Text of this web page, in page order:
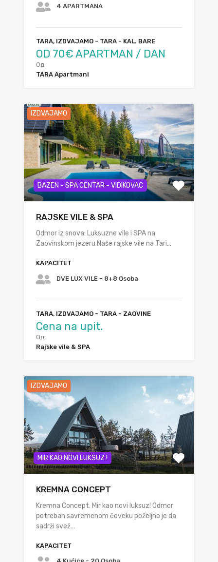
4 APARTMANA
TARA, IZDVAJAMO - TARA - KAL. BARE
OD 70€ APARTMAN / DAN
Од
TARA Apartmani
IZDVAJAMO
BAZEN - SPA CENTAR - VIDIKOVAC
RAJSKE VILE & SPA
Odmor iz snova: Luksuzne vile i SPA na
Zaovinskom jezeru Naše rajske vile na Tari…
KAPACITET
DVE LUX VILE - 8+8 Osoba
TARA, IZDVAJAMO - TARA - ZAOVINE
Cena na upit.
Од
Rajske vile & SPA
IZDVAJAMO
MIR KAO NOVI LUKSUZ !
KREMNA CONCEPT
Kremna Concept. Mir kao novi luksuz! Odmor
potreban savremenom čoveku poželjno je da
sadrži svež…
KAPACITET